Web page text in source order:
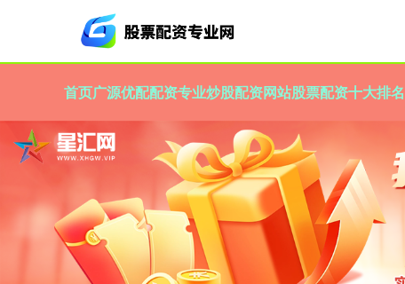
首页广源优配配资专业炒股配资网站股票配资十大排名